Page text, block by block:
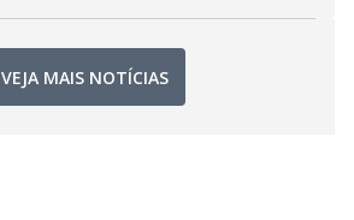
VEJA MAIS NOTÍCIAS